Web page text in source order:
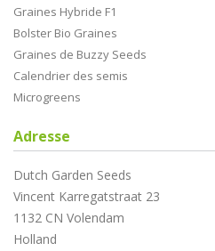
Graines Hybride F1
Bolster Bio Graines
Graines de Buzzy Seeds
Calendrier des semis
Microgreens
Adresse
Dutch Garden Seeds
Vincent Karregatstraat 23
1132 CN Volendam
Holland